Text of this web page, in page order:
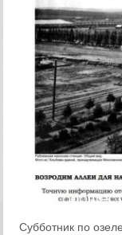
Субботник по